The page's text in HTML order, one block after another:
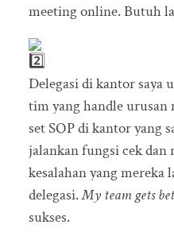
meeting online. Butuh
Delegasi di kantor saya
tim yang handle urusan
set SOP di kantor yang
jalankan fungsi cek dan
kesalahan yang mereka
delegasi.My team gets
sukses.